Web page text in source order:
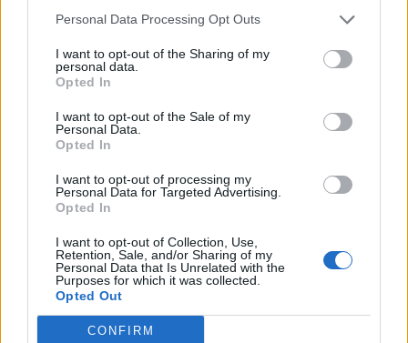
Personal Data Processing Opt Outs
I want to opt-out of the Sharing of my
personal data.
Opted In
I want to opt-out of the Sale of my
Personal Data.
Opted In
I want to opt-out of processing my
Personal Data for Targeted Advertising.
Opted In
I want to opt-out of Collection, Use,
Retention, Sale, and/or Sharing of my
Personal Data that Is Unrelated with the
Purposes for which it was collected.
Opted Out
CONFIRM